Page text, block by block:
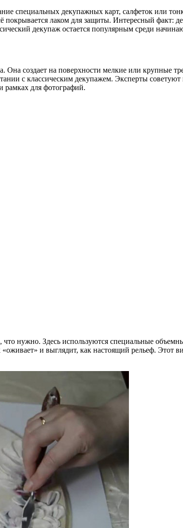
специальных декупажных карт, салфеток или
покрывается лаком для защиты. Интересный
декупаж остается популярным среди
создает на поверхности мелкие или крупные
с классическим декупажем. Эксперты
рамках для фотографий.
нужно. Здесь используются специальные
и выглядит, как настоящий рельеф. Этот